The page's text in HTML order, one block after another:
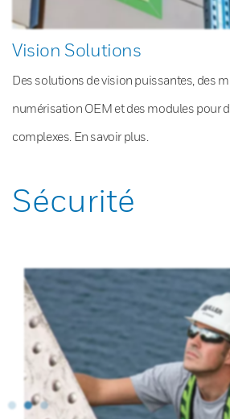
Vision Solutions
Des solutions de vision puissantes, des
numérisation OEM et des modules pour
complexes. En savoir plus.
Sécurité